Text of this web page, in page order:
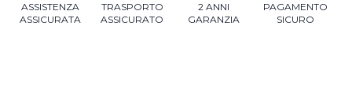
ASSISTENZA
ASSICURATA
TRASPORTO
ASSICURATO
2 ANNI
GARANZIA
PAGAMENTO
SICURO